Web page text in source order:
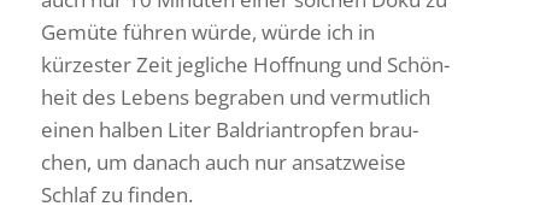
Gemüte führen würde, würde ich in
kürzester Zeit jegliche Hoff­nung und Schön­
heit des Lebens begraben und vermut­lich
einen halben Liter Baldri­an­tropfen brau­
chen, um danach auch nur ansatz­weise
Schlaf zu finden.